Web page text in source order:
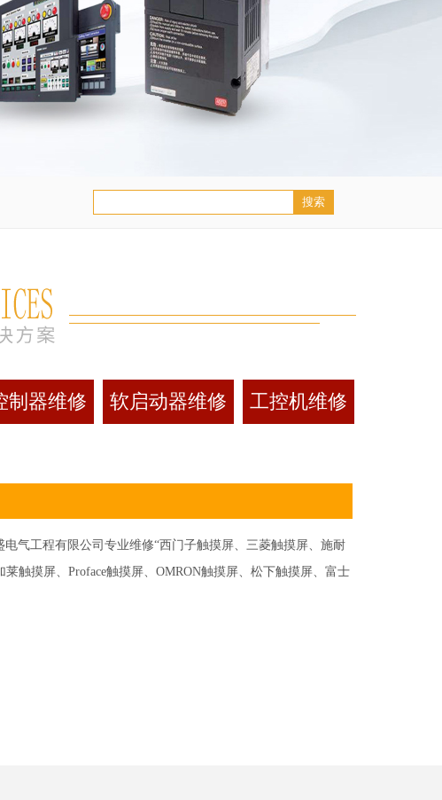
制器维修 软启动器维修 工控机维修
程有限公司专业维修“西门子触摸屏、三菱触摸屏、施耐
触摸屏、Proface触摸屏、OMRON触摸屏、松下触摸屏、富士